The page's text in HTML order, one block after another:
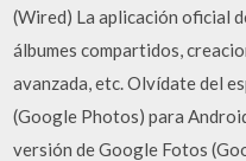
(Wired) La aplicación oficial
álbumes compartidos,
avanzada, etc. Olvídate del
(Google Photos) para
versión de Google Fotos